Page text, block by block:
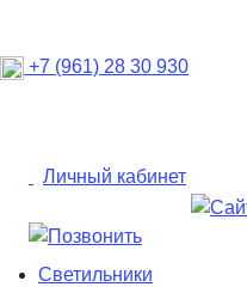
+7 (961) 28 30 930
Личный кабинет
Светильники